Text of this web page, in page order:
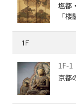
塩都
「
1F
1F-
京都